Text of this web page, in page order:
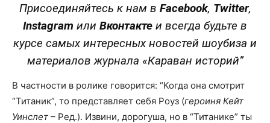
Присоединяйтесь к нам в Facebook, Twitter,
Instagram или Вконтакте и всегда будьте в
курсе самых интересных новостей шоубиза и
материалов журнала «Караван историй”
В частности в ролике говорится: “Когда она смотрит
“Титаник”, то представляет себя Роуз (героиня Кейт
Уинслет – Ред.). Извини, дорогуша, но в “Титанике” ты